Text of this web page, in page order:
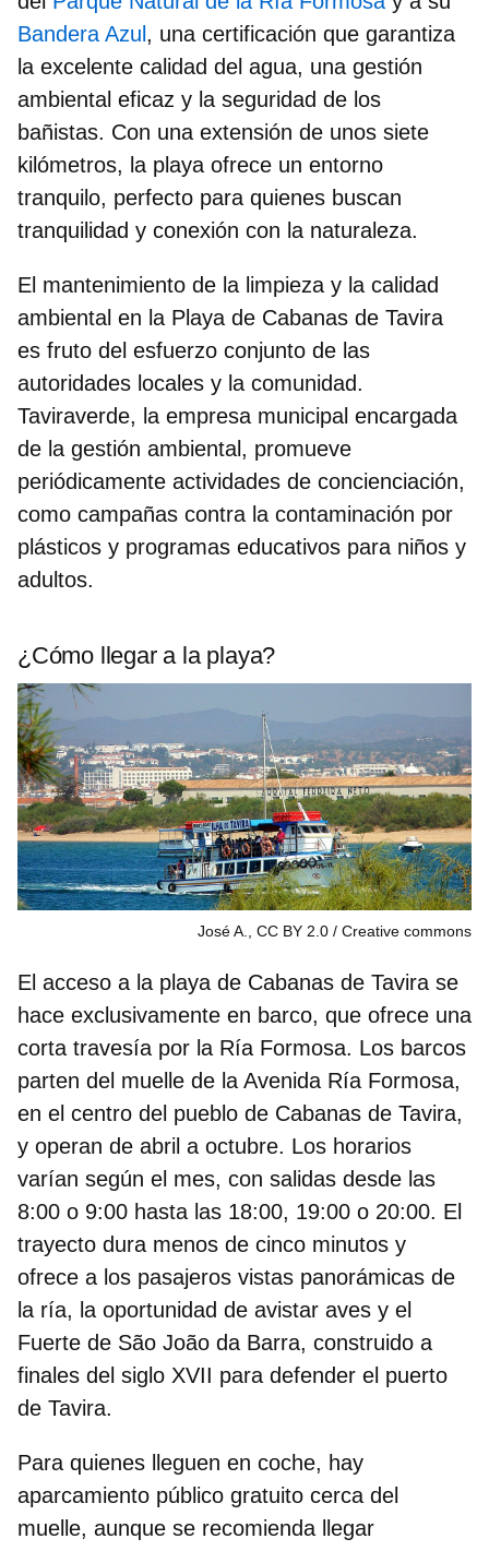
Bandera Azul, una certificación que garantiza
la excelente calidad del agua, una gestión
ambiental eficaz y la seguridad de los
bañistas. Con una extensión de unos siete
kilómetros, la playa ofrece un entorno
tranquilo, perfecto para quienes buscan
tranquilidad y conexión con la naturaleza.
El mantenimiento de la limpieza y la calidad
ambiental en la Playa de Cabanas de Tavira
es fruto del esfuerzo conjunto de las
autoridades locales y la comunidad.
Taviraverde, la empresa municipal encargada
de la gestión ambiental, promueve
periódicamente actividades de concienciación,
como campañas contra la contaminación por
plásticos y programas educativos para niños y
adultos.
¿Cómo llegar a la playa?
José A., CC BY 2.0 Creative commons
El acceso a la playa de Cabanas de Tavira se
hace exclusivamente en barco, que ofrece una
corta travesía por la Ría Formosa. Los barcos
parten del muelle de la Avenida Ría Formosa,
en el centro del pueblo de Cabanas de Tavira,
y operan de abril a octubre. Los horarios
varían según el mes, con salidas desde las
8:00 o 9:00 hasta las 18:00, 19:00 o 20:00. El
trayecto dura menos de cinco minutos y
ofrece a los pasajeros vistas panorámicas de
la ría, la oportunidad de avistar aves y el
Fuerte de São João da Barra, construido a
finales del siglo XVII para defender el puerto
de Tavira.
Para quienes lleguen en coche, hay
aparcamiento público gratuito cerca del
muelle, aunque se recomienda llegar